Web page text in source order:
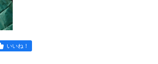
いいね！